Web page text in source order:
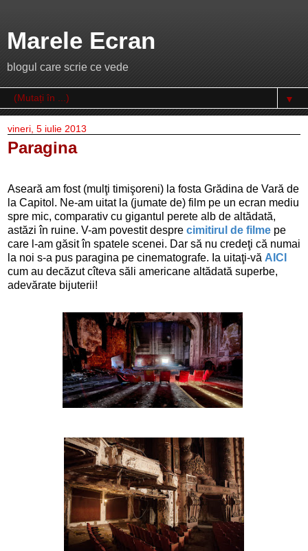
Marele Ecran
blogul care scrie ce vede
▼
vineri, 5 iulie 2013
Paragina
Aseară am fost (mulţi timişoreni) la fosta Grădina de Vară de
la Capitol. Ne-am uitat la (jumate de) film pe un ecran mediu
spre mic, comparativ cu gigantul perete alb de altădată,
astăzi în ruine. V-am povestit despre cimitirul de filme pe
care l-am găsit în spatele scenei. Dar să nu credeţi că numai
la noi s-a pus paragina pe cinematografe. Ia uitaţi-vă AICI
cum au decăzut cîteva săli americane altădată superbe,
adevărate bijuterii!